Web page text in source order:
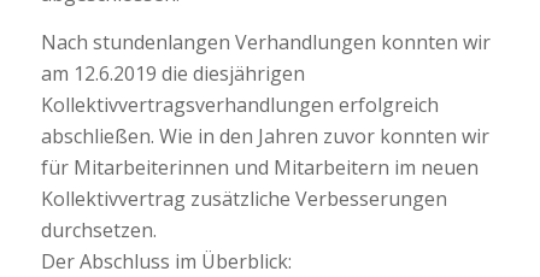
Nach stundenlangen Verhandlungen konnten wir
am 12.6.2019 die diesjährigen
Kollektivvertragsverhandlungen erfolgreich
abschließen. Wie in den Jahren zuvor konnten wir
für Mitarbeiterinnen und Mitarbeitern im neuen
Kollektivvertrag zusätzliche Verbesserungen
durchsetzen.
Der Abschluss im Überblick: